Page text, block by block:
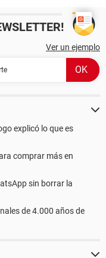
Ver un ejemplo
explicó lo que es
comprar más en
sin borrar la
de 4.000 años de